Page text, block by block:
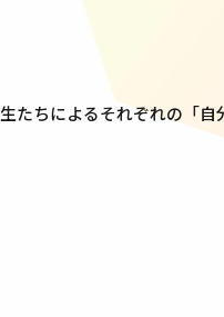
たちによるそれぞれの「